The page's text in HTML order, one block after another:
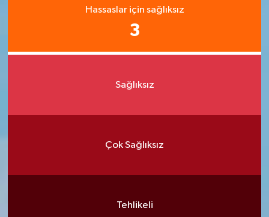
Hassaslar için sağlıksız
3
Sağlıksız
Çok Sağlıksız
Tehlikeli